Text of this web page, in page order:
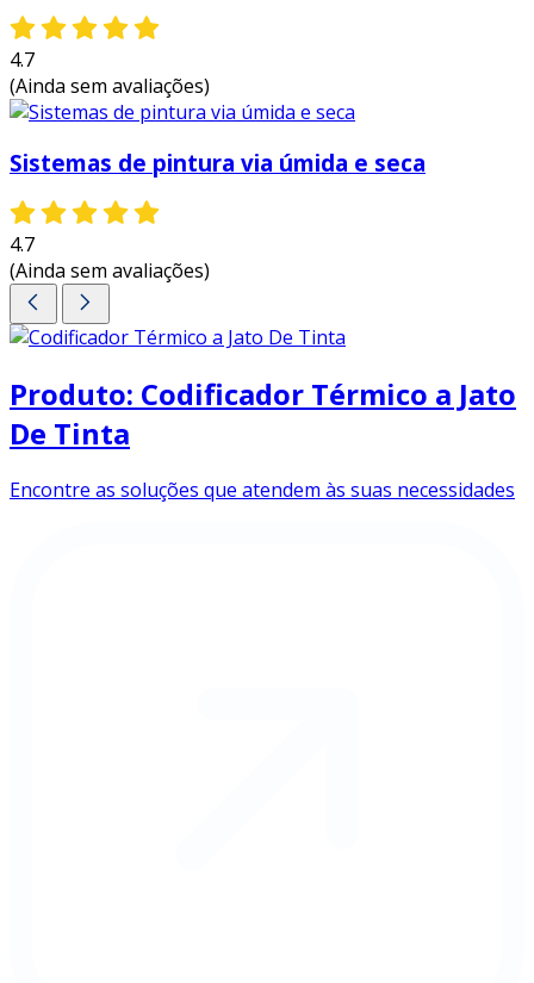
4.7
(Ainda sem avaliações)
Sistemas de pintura via úmida e seca
4.7
(Ainda sem avaliações)
Produto: Codificador Térmico a Jato
De Tinta
Encontre as soluções que atendem às suas necessidades